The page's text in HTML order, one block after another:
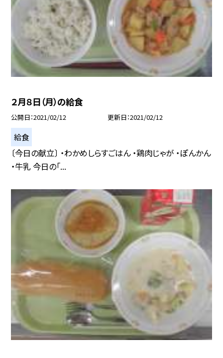
２月８日（月）の給食
公開日 2021/02/12 更新日 2021/02/12
給食
〔今日の献立〕 ・わかめしらすごはん ・鶏肉じゃが ・ぽんかん
・牛乳 今日の「...